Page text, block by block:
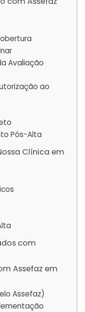
Avaliação
ao
Pós-Alta
Clínica em
com
Assefaz em
Assefaz)